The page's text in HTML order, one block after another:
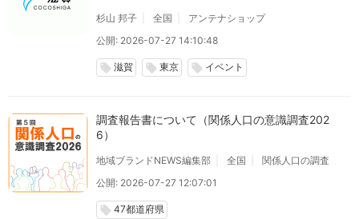
杉山 邦子 全国
アンテナショップ
公開: 2026-07-27 14:10:48
local_offer 滋賀 local_offer 東京 local_offer イベント
調査報告書について（関係人口の意識調査202
6）
地域ブランドNEWS編集部 全国
関係人口の調査
公開: 2026-07-27 12:07:01
local_offer 47都道府県